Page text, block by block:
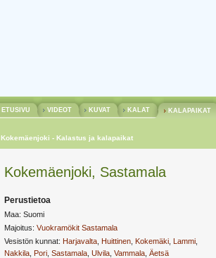
ETUSIVU VIDEOT KUVAT KALAT KALAPAIKAT
Kokemäenjoki - Kalastus ja kalapaikat
Kokemäenjoki, Sastamala
Perustietoa
Maa: Suomi
Majoitus: Vuokramökit Sastamala
Vesistön kunnat: Harjavalta Huittinen Kokemäki Lammi
Nakkila Pori Sastamala Ulvila Vammala Äetsä